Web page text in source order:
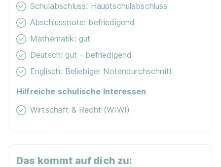
Schulabschluss: Hauptschulabschluss
Abschlussnote: befriedigend
Mathematik: gut
Deutsch: gut - befriedigend
Englisch: Beliebiger Notendurchschnitt
Hilfreiche schulische Interessen
Wirtschaft & Recht (WIWI)
Das kommt auf dich zu: